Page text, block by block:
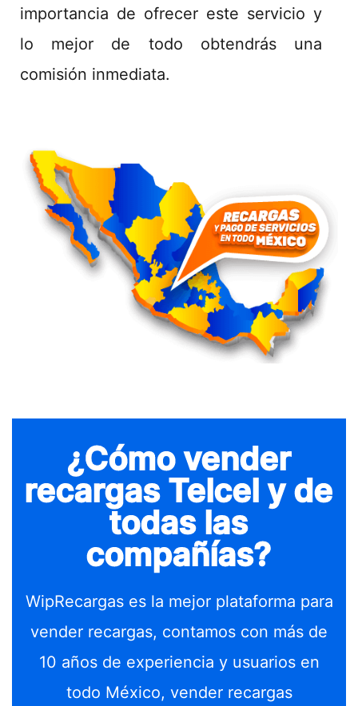
importancia de ofrecer este servicio y
lo mejor de todo obtendrás una
comisión inmediata.
¿Cómo vender
recargas Telcel y de
todas las
compañías?
WipRecargas es la mejor plataforma para
vender recargas, contamos con más de
10 años de experiencia y usuarios en
todo México, vender recargas